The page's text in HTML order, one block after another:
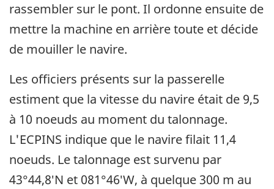
rassembler sur le pont. Il ordonne ensuite de
mettre la machine en arrière toute et décide
de mouiller le navire.
Les officiers présents sur la passerelle
estiment que la vitesse du navire était de 9,5
à 10 noeuds au moment du talonnage.
L'ECPINS indique que le navire filait 11,4
noeuds. Le talonnage est survenu par
43°44,8′N et 081°46′W, à quelque 300 m au